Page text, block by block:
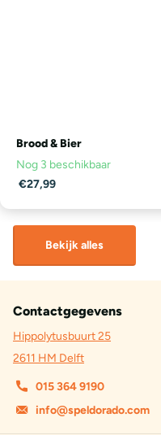
Brood & Bier
Nog 3 beschikbaar
€27,99
Bekijk alles
Contactgegevens
Hippolytusbuurt 25
2611 HM Delft
015 364 9190
info@speldorado.com